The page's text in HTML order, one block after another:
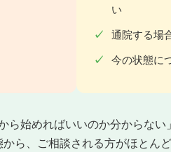
い
通院する場
今の状態に
ら始めればいいのか分からない」
ら、ご相談される方がほとんど